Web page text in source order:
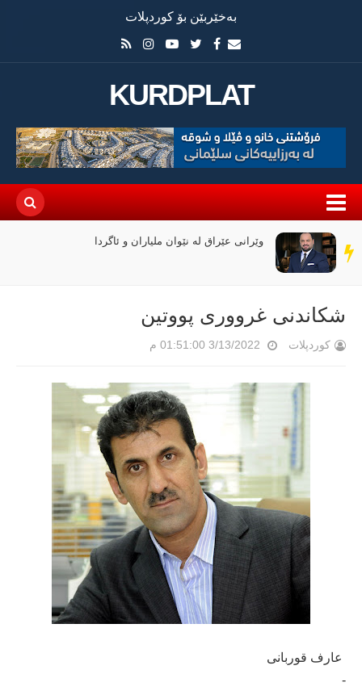
بەخێربێن بۆ کوردپلات
KURDPLAT
سەر
دێڕ
وێرانی عێراق لە نێوان ملیاران و ئاگردا
شكاندنی غرووری پووتین
کوردپلات 3/13/2022 01:51:00 م
عارف قوربانی
-